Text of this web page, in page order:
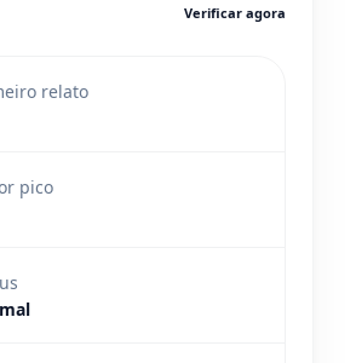
Verificar agora
relato
pico